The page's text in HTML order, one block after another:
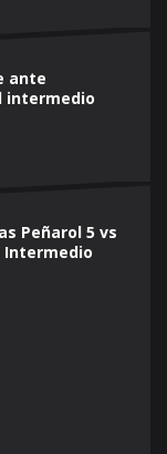
ante
intermedio
Peñarol 5 vs
Intermedio